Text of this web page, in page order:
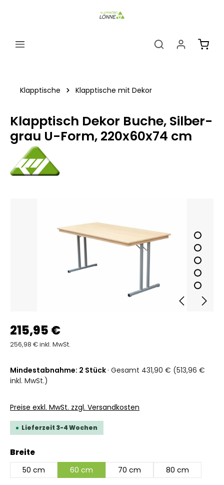
Klapptische Klapptische mit Dekor
Klapptisch Dekor Buche, Silber-
grau U-Form, 220x60x74 cm
215,95 €
256,98 € inkl. MwSt.
Mindestabnahme: 2 Stück · Gesamt 431,90 € (513,96 €
inkl. MwSt.)
Preise exkl. MwSt. zzgl. Versandkosten
Lieferzeit 3-4 Wochen
Breiteauswählen
50 cm 60 cm 70 cm 80 cm